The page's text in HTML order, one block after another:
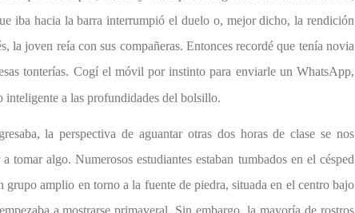
iba hacia la barra interrumpió el duelo o, mejor dicho, la rendición
la joven reía con sus compañeras. Entonces recordé que tenía novia
tonterías. Cogí el móvil por instinto para enviarle un WhatsApp,
a las profundidades del bolsillo.
la perspectiva de aguantar otras dos horas de clase se nos
tomar algo. Numerosos estudiantes estaban tumbados en el césped
grupo amplio en torno a la fuente de piedra, situada en el centro bajo
a mostrarse primaveral. Sin embargo, la mayoría de rostros